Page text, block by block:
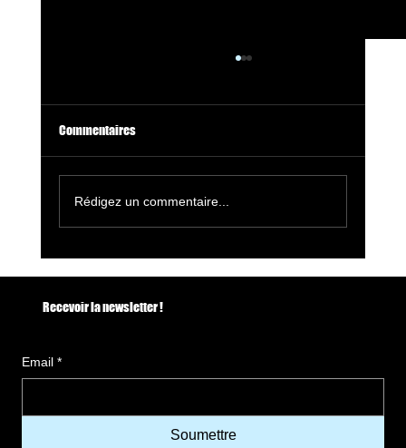
Commentaires
Rédigez un commentaire...
Email *
Soumettre
Recevoir la newsletter !